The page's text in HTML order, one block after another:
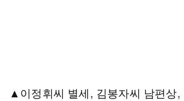
▲이정휘씨 별세, 김봉자씨 남편상,